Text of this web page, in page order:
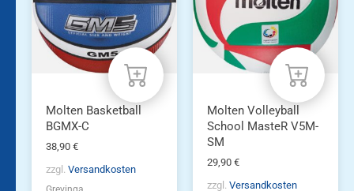
Molten Basketball
BGMX-C
38,90 €
zzgl. Versandkosten
Molten Volleyball
School MasteR V5M-
SM
29,90 €
zzgl. Versandkosten